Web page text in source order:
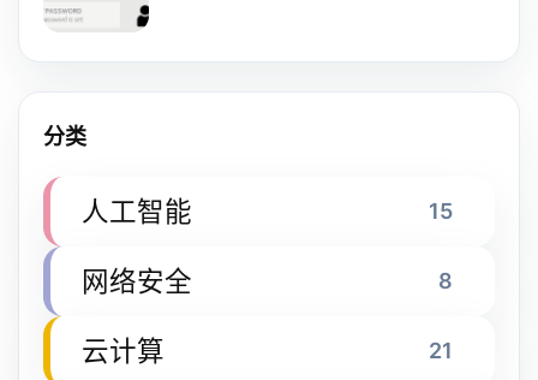
分类
人工智能 15
网络安全 8
云计算 21